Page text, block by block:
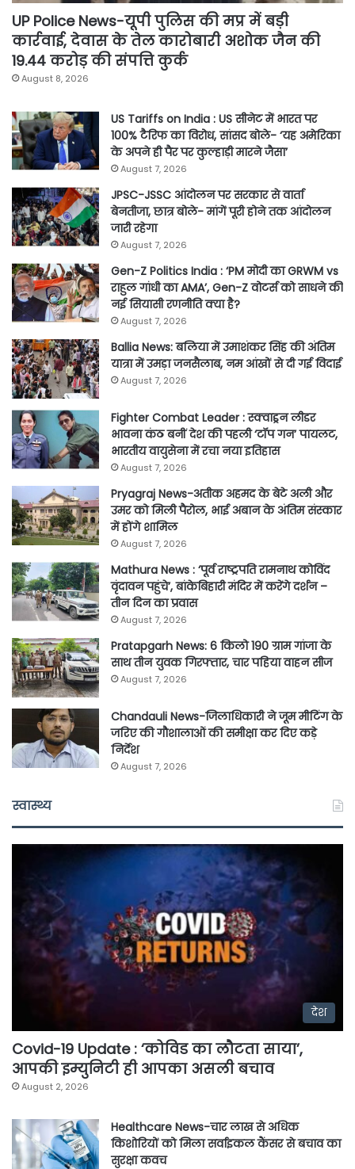
UP Police News-यूपी पुलिस की मप्र में बड़ी
कार्रवाई, देवास के तेल कारोबारी अशोक जैन की
19.44 करोड़ की संपत्ति कुर्क
August 8, 2026
US Tariffs on India : US सीनेट में भारत पर
100% टैरिफ का विरोध, सांसद बोले- ‘यह अमेरिका
के अपने ही पैर पर कुल्हाड़ी मारने जैसा’
August 7, 2026
JPSC-JSSC आंदोलन पर सरकार से वार्ता
बेनतीजा, छात्र बोले- मांगें पूरी होने तक आंदोलन
जारी रहेगा
August 7, 2026
Gen-Z Politics India : ‘PM मोदी का GRWM vs
राहुल गांधी का AMA’, Gen-Z वोटर्स को साधने की
नई सियासी रणनीति क्या है?
August 7, 2026
Ballia News: बलिया में उमाशंकर सिंह की अंतिम
यात्रा में उमड़ा जनसैलाब, नम आंखों से दी गई विदाई
August 7, 2026
Fighter Combat Leader : स्क्वाड्रन लीडर
भावना कंठ बनीं देश की पहली ‘टॉप गन’ पायलट,
भारतीय वायुसेना में रचा नया इतिहास
August 7, 2026
Pryagraj News-अतीक अहमद के बेटे अली और
उमर को मिली पैरोल, भाई अबान के अंतिम संस्कार
में होंगे शामिल
August 7, 2026
Mathura News : ‘पूर्व राष्ट्रपति रामनाथ कोविंद
वृंदावन पहुंचे’, बांकेबिहारी मंदिर में करेंगे दर्शन –
तीन दिन का प्रवास
August 7, 2026
Pratapgarh News: 6 किलो 190 ग्राम गांजा के
साथ तीन युवक गिरफ्तार, चार पहिया वाहन सीज
August 7, 2026
Chandauli News-जिलाधिकारी ने जूम मीटिंग के
जरिए की गौशालाओं की समीक्षा कर दिए कड़े
निर्देश
August 7, 2026
स्वास्थ्य
देश
Covid-19 Update : ‘कोविड का लौटता साया’,
आपकी इम्युनिटी ही आपका असली बचाव
August 2, 2026
Healthcare News-चार लाख से अधिक
किशोरियों को मिला सर्वाइकल कैंसर से बचाव का
सुरक्षा कवच